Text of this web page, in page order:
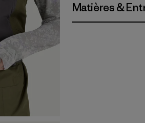
Matières &